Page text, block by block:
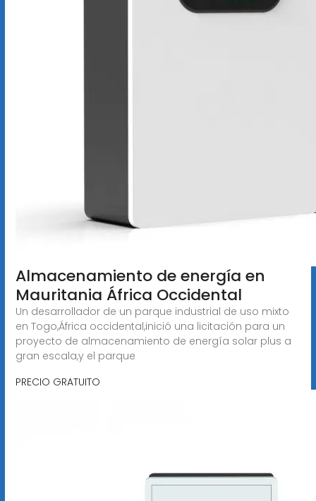
Almacenamiento de energía en
Mauritania África Occidental
Un desarrollador de un parque industrial de uso mixto
en Togo,África occidental,inició una licitación para un
proyecto de almacenamiento de energía solar plus a
gran escala,y el parque
PRECIO GRATUITO